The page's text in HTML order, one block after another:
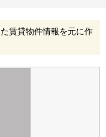
賃貸物件情報を元に作